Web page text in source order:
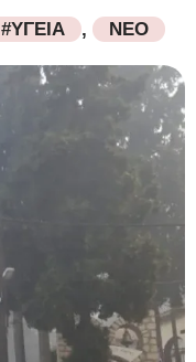
#ΥΓΕΙΑ , ΝΕΟ